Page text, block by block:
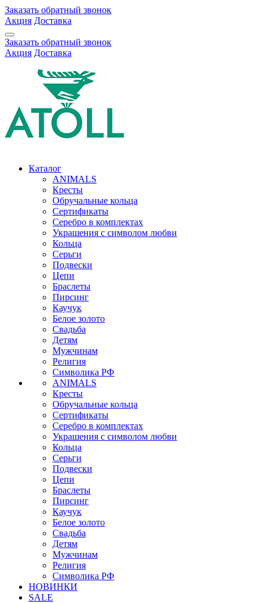
Заказать обратный звонок
Акция Доставка
Заказать обратный звонок
Акция Доставка
Каталог
ANIMALS
Кресты
Обручальные кольца
Сертификаты
Серебро в комплектах
Украшения с символом любви
Кольца
Серьги
Подвески
Цепи
Браслеты
Пирсинг
Каучук
Белое золото
Свадьба
Детям
Мужчинам
Религия
Символика РФ
ANIMALS
Кресты
Обручальные кольца
Сертификаты
Серебро в комплектах
Украшения с символом любви
Кольца
Серьги
Подвески
Цепи
Браслеты
Пирсинг
Каучук
Белое золото
Свадьба
Детям
Мужчинам
Религия
Символика РФ
НОВИНКИ
SALE